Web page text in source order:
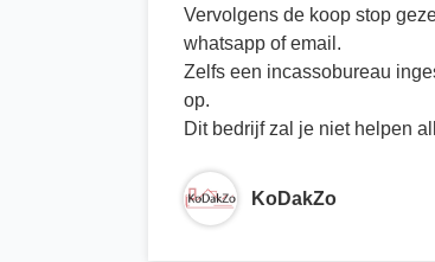
Vervolgens de koop stop
whatsapp of email.
Zelfs een incassobureau
op.
Dit bedrijf zal je niet helpen
KoDakZo